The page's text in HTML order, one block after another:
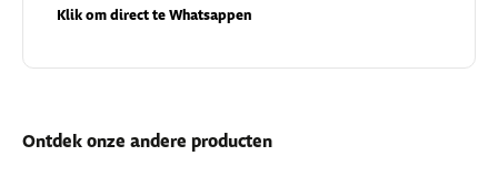
Klik om direct te Whatsappen
Ontdek onze andere producten